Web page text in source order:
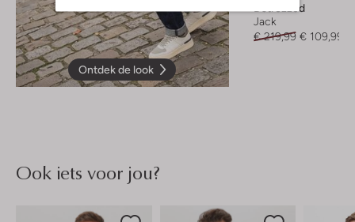
Ontdek de look
Dstrezzed
Jack
€ 219,99 € 109,99
Ook iets voor jou?